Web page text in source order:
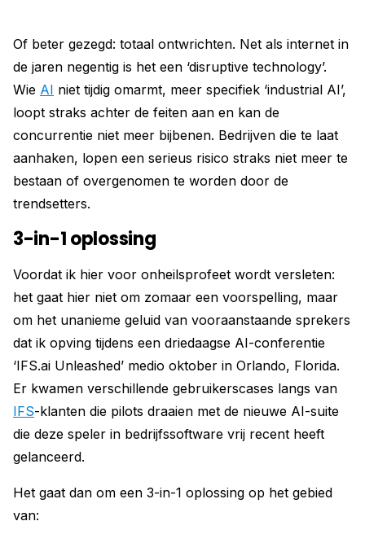
Of beter gezegd: totaal ontwrichten. Net als internet in
de jaren negentig is het een ‘disruptive technology’.
Wie AI niet tijdig omarmt, meer specifiek ‘industrial AI’,
loopt straks achter de feiten aan en kan de
concurrentie niet meer bijbenen. Bedrijven die te laat
aanhaken, lopen een serieus risico straks niet meer te
bestaan of overgenomen te worden door de
trendsetters.
3-in-1 oplossing
Voordat ik hier voor onheilsprofeet wordt versleten:
het gaat hier niet om zomaar een voorspelling, maar
om het unanieme geluid van vooraanstaande sprekers
dat ik opving tijdens een driedaagse AI-conferentie
‘IFS.ai Unleashed’ medio oktober in Orlando, Florida.
Er kwamen verschillende gebruikerscases langs van
IFS-klanten die pilots draaien met de nieuwe AI-suite
die deze speler in bedrijfssoftware vrij recent heeft
gelanceerd.
Het gaat dan om een 3-in-1 oplossing op het gebied
van: